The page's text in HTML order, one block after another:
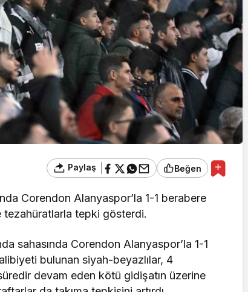
Paylaş Beğen
Corendon Alanyaspor’la 1-1 berabere
tezahüratlarla tepki gösterdi.
sahasında Corendon Alanyaspor’la 1-1
bulunan siyah-beyazlılar, 4
devam eden kötü gidişatın üzerine